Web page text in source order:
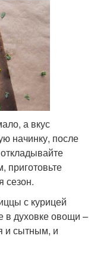
а вкус
начинку, после
приготовьте
сезон.
с курицей
в духовке овощи –
и сытным, и